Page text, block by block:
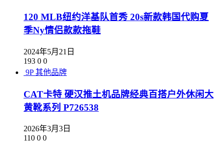
120 MLB纽约洋基队首秀 20s新款韩国代购夏
季Ny情侣款款拖鞋
2024年5月21日
193 0 0
9P 其他品牌
CAT卡特 硬汉推土机品牌经典百搭户外休闲大
黄靴系列 P726538
2026年3月3日
110 0 0